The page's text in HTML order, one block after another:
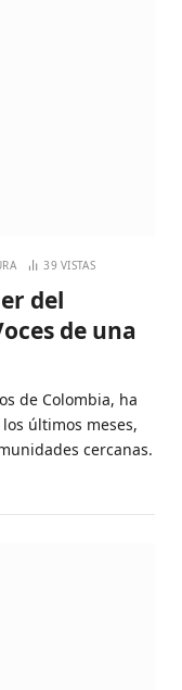
39VISTAS
del
de una
de Colombia, ha
últimos meses,
cercanas.